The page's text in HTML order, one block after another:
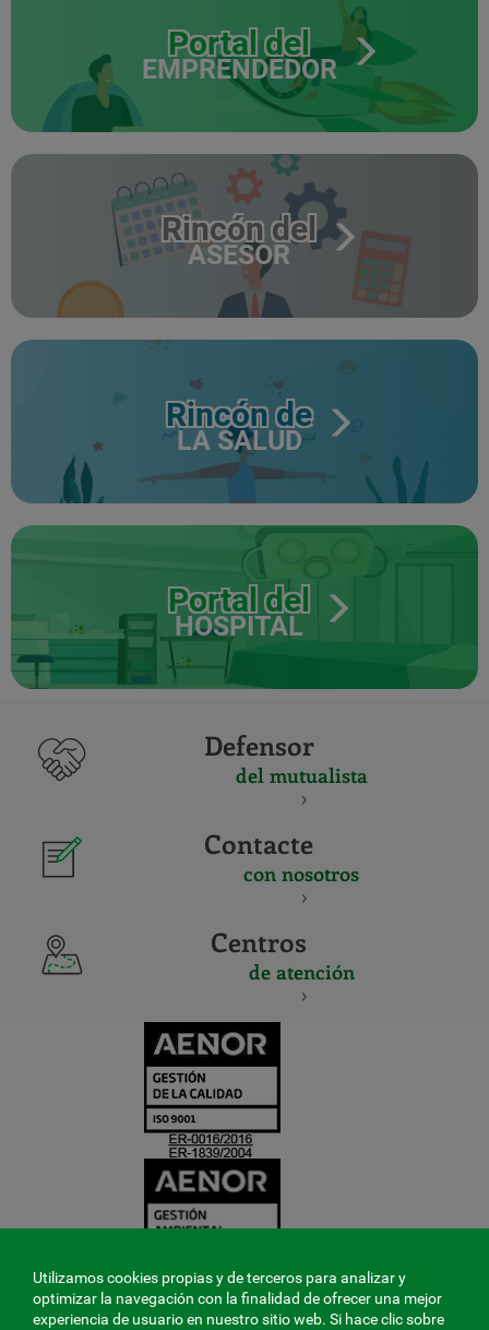
Portal del
EMPRENDEDOR
Rincón del
ASESOR
Rincón de
LA SALUD
Portal del
HOSPITAL
Defensor
del mutualista
Contacte
con nosotros
Centros
de atención
Utilizamos cookies propias y de terceros para analizar y
optimizar la navegación con la finalidad de ofrecer una mejor
experiencia de usuario en nuestro sitio web. Si hace clic sobre